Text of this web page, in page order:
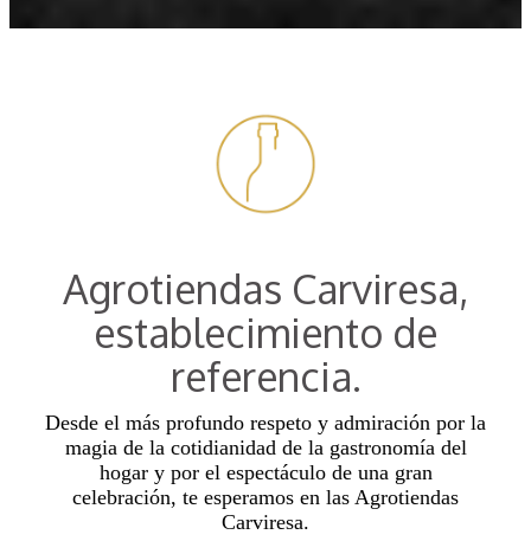
Agrotiendas Carviresa,
establecimiento de
referencia.
Desde el más profundo respeto y admiración por la
magia de la cotidianidad de la gastronomía del
hogar y por el espectáculo de una gran
celebración, te esperamos en las Agrotiendas
Carviresa.